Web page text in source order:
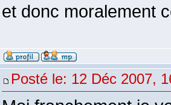
et donc moralement
Posté le: 12 Déc 2007,